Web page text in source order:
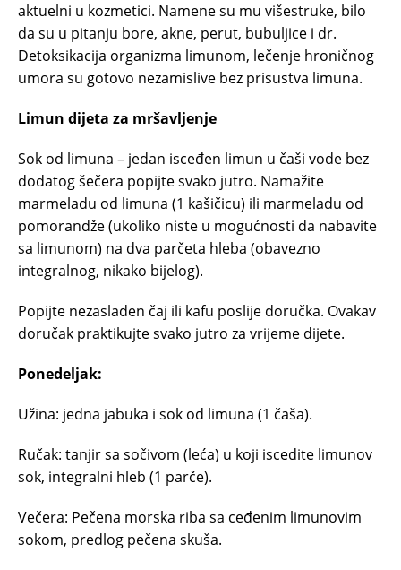
aktuelni u kozmetici. Namene su mu višestruke, bilo
da su u pitanju bore, akne, perut, bubuljice i dr.
Detoksikacija organizma limunom, lečenje hroničnog
umora su gotovo nezamislive bez prisustva limuna.
Limun dijeta za mršavljenje
Sok od limuna – jedan isceđen limun u čaši vode bez
dodatog šečera popijte svako jutro. Namažite
marmeladu od limuna (1 kašičicu) ili marmeladu od
pomorandže (ukoliko niste u mogućnosti da nabavite
sa limunom) na dva parčeta hleba (obavezno
integralnog, nikako bijelog).
Popijte nezaslađen čaj ili kafu poslije doručka. Ovakav
doručak praktikujte svako jutro za vrijeme dijete.
Ponedeljak:
Užina: jedna jabuka i sok od limuna (1 čaša).
Ručak: tanjir sa sočivom (leća) u koji iscedite limunov
sok, integralni hleb (1 parče).
Večera: Pečena morska riba sa ceđenim limunovim
sokom, predlog pečena skuša.